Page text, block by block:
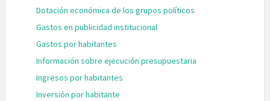
Dotación económica de los grupos políticos
Gastos en publicidad institucional
Gastos por habitantes
Información sobre ejecución presupuestaria
Ingresos por habitantes
Inversión por habitante